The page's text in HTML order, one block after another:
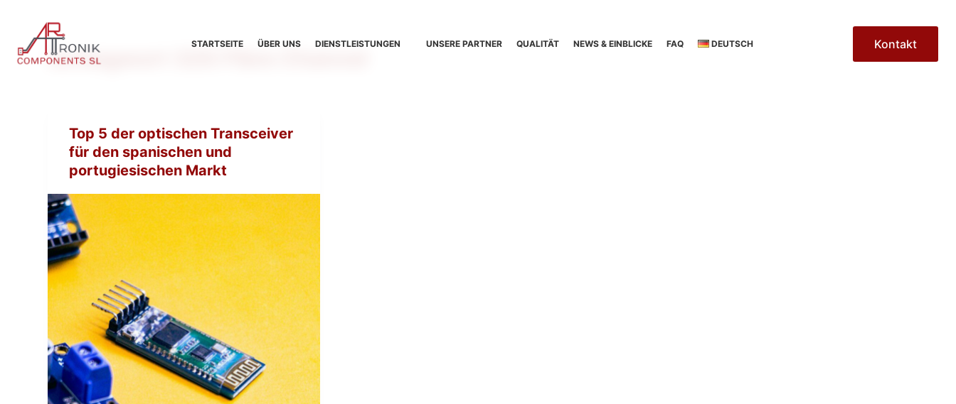
m
STARTSEITE ÜBER UNS DIENSTLEISTUNGEN UNSERE PARTNER QUALITÄT NEWS & EINBLICKE FAQ DEUTSCH Kontakt
Schlagwort
Top 5 der optischen Transceiver
für den spanischen und
portugiesischen Markt